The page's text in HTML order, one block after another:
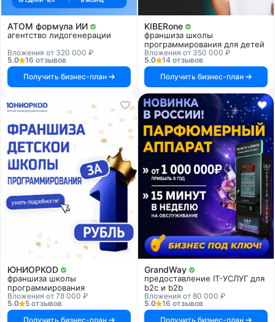
АТОМ формула ИИ
агентство лидогенерации
Вложения от 320 000 ₽
5.0
16 отзывов
Получить бизнес-план
KIBERone
франшиза школы
программирования для детей
Вложения от 350 000 ₽
5.0
14 отзывов
Получить бизнес-план
ЮНИОРКОD
франшиза школы
программирования
Вложения от 78 000 ₽
5.0
5 отзывов
Получить бизнес-план
GrandWay
предоставление IT-УСЛУГ для
b2c и b2b
Вложения от 80 000 ₽
5.0
16 отзывов
Получить бизнес-план